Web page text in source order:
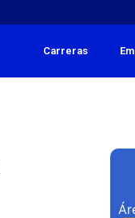
Carreras